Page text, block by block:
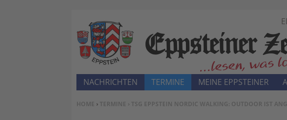
SIE BEFINDEN SICH HIER:
HOME › TERMINE › TSG EPPSTEIN NORDIC WALKING: OUTDOOR IST
NACHRICHTEN TERMINE MEINE EPPSTEINER